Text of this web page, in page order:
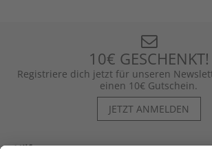
10€ GESCHENKT!
Registriere dich jetzt für unseren
einen 10€ Gutschein.
JETZT ANMELDEN